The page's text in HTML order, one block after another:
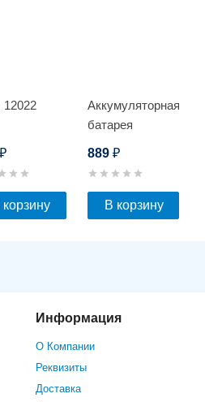
12022
₽
корзину
Аккумуляторная
батарея
889 ₽
В корзину
Информация
О Компании
Реквизиты
Доставка